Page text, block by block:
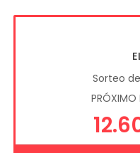
Sorteo
PRÓXIMO